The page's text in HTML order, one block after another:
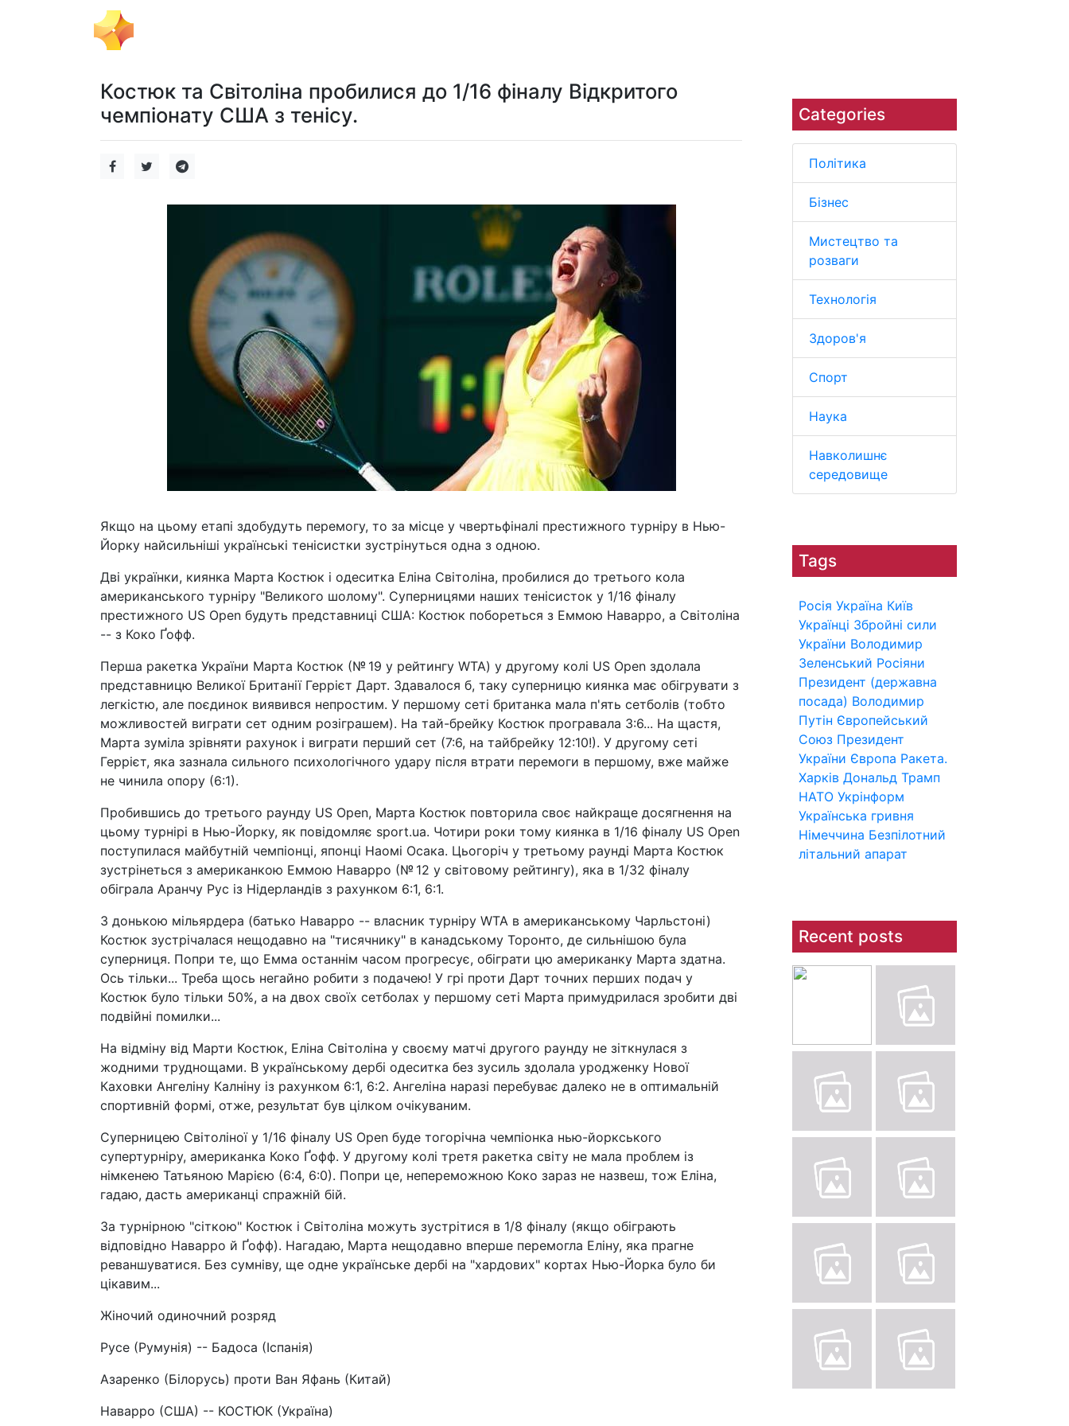
Categories
Політика
Бізнес
Мистецтво та
розваги
Технологія
Здоров'я
Спорт
Наука
Навколишнє
середовище
Tags
Росія Україна Київ
Українці Збройні сили
України Володимир
Зеленський Росіяни
Президент (державна
посада) Володимир
Путін Європейський
Союз Президент
України Європа Ракета.
Харків Дональд Трамп
НАТО Укрінформ
Українська гривня
Німеччина Безпілотний
літальний апарат
Recent posts
Костюк та Світоліна пробилися до 1/16 фіналу Відкритого
чемпіонату США з тенісу.
Якщо на цьому етапі здобудуть перемогу, то за місце у чвертьфіналі престижного турніру в Нью-
Йорку найсильніші українські тенісистки зустрінуться одна з одною.
Дві українки, киянка Марта Костюк і одеситка Еліна Світоліна, пробилися до третього кола
американського турніру "Великого шолому". Суперницями наших тенісисток у 1/16 фіналу
престижного US Open будуть представниці США: Костюк побореться з Еммою Наварро, а Світоліна
-- з Коко Ґофф.
Перша ракетка України Марта Костюк (№ 19 у рейтингу WTA) у другому колі US Open здолала
представницю Великої Британії Геррієт Дарт. Здавалося б, таку суперницю киянка має обігрувати з
легкістю, але поєдинок виявився непростим. У першому сеті британка мала п'ять сетболів (тобто
можливостей виграти сет одним розіграшем). На тай-брейку Костюк програвала 3:6... На щастя,
Марта зуміла зрівняти рахунок і виграти перший сет (7:6, на тайбрейку 12:10!). У другому сеті
Геррієт, яка зазнала сильного психологічного удару після втрати перемоги в першому, вже майже
не чинила опору (6:1).
Пробившись до третього раунду US Open, Марта Костюк повторила своє найкраще досягнення на
цьому турнірі в Нью-Йорку, як повідомляє sport.ua. Чотири роки тому киянка в 1/16 фіналу US Open
поступилася майбутній чемпіонці, японці Наомі Осака. Цьогоріч у третьому раунді Марта Костюк
зустрінеться з американкою Еммою Наварро (№ 12 у світовому рейтингу), яка в 1/32 фіналу
обіграла Аранчу Рус із Нідерландів з рахунком 6:1, 6:1.
З донькою мільярдера (батько Наварро -- власник турніру WTA в американському Чарльстоні)
Костюк зустрічалася нещодавно на "тисячнику" в канадському Торонто, де сильнішою була
суперниця. Попри те, що Емма останнім часом прогресує, обіграти цю американку Марта здатна.
Ось тільки... Треба щось негайно робити з подачею! У грі проти Дарт точних перших подач у
Костюк було тільки 50%, а на двох своїх сетболах у першому сеті Марта примудрилася зробити дві
подвійні помилки...
На відміну від Марти Костюк, Еліна Світоліна у своєму матчі другого раунду не зіткнулася з
жодними труднощами. В українському дербі одеситка без зусиль здолала уродженку Нової
Каховки Ангеліну Калніну із рахунком 6:1, 6:2. Ангеліна наразі перебуває далеко не в оптимальній
спортивній формі, отже, результат був цілком очікуваним.
Суперницею Світоліної у 1/16 фіналу US Open буде тогорічна чемпіонка нью-йоркського
супертурніру, американка Коко Ґофф. У другому колі третя ракетка світу не мала проблем із
німкенею Татьяною Марією (6:4, 6:0). Попри це, непереможною Коко зараз не назвеш, тож Еліна,
гадаю, дасть американці спражній бій.
За турнірною "сіткою" Костюк і Світоліна можуть зустрітися в 1/8 фіналу (якщо обіграють
відповідно Наварро й Ґофф). Нагадаю, Марта нещодавно вперше перемогла Еліну, яка прагне
реваншуватися. Без сумніву, ще одне українське дербі на "хардових" кортах Нью-Йорка було би
цікавим...
Жіночий одиночний розряд
Русе (Румунія) -- Бадоса (Іспанія)
Азаренко (Білорусь) проти Ван Яфань (Китай)
Наварро (США) -- КОСТЮК (Україна)